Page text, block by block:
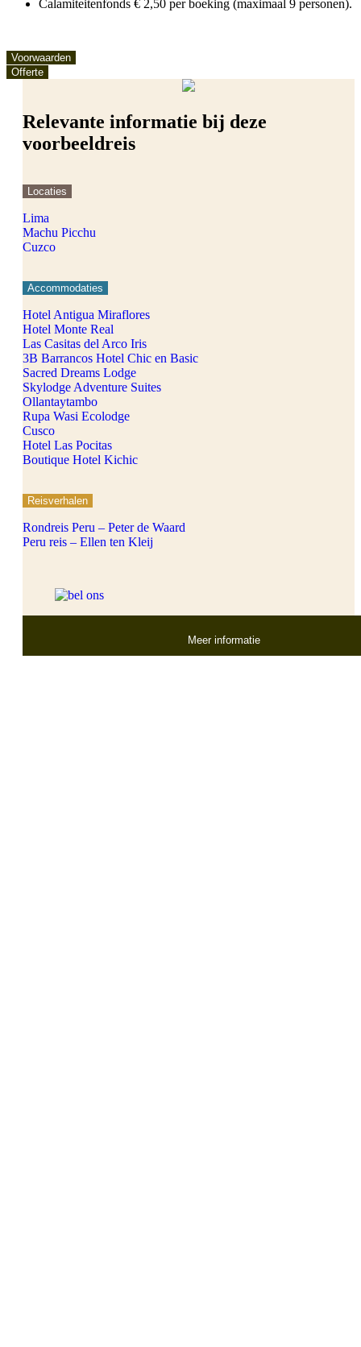
Calamiteitenfonds € 2,50 per boeking (maximaal 9 personen).
Voorwaarden
Offerte
Relevante informatie bij deze
voorbeeldreis
Locaties
Lima
Machu Picchu
Cuzco
Accommodaties
Hotel Antigua Miraflores
Hotel Monte Real
Las Casitas del Arco Iris
3B Barrancos Hotel Chic en Basic
Sacred Dreams Lodge
Skylodge Adventure Suites
Ollantaytambo
Rupa Wasi Ecolodge
Cusco
Hotel Las Pocitas
Boutique Hotel Kichic
Reisverhalen
Rondreis Peru – Peter de Waard
Peru reis – Ellen ten Kleij
Meer informatie